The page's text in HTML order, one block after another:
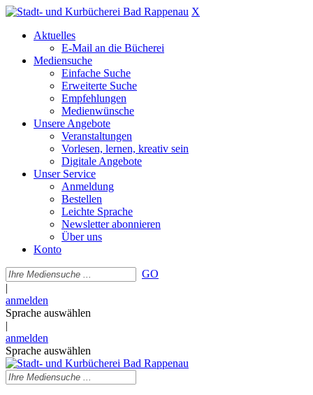
X
Aktuelles
E-Mail an die Bücherei
Mediensuche
Einfache Suche
Erweiterte Suche
Empfehlungen
Medienwünsche
Unsere Angebote
Veranstaltungen
Vorlesen, lernen, kreativ sein
Digitale Angebote
Unser Service
Anmeldung
Bestellen
Leichte Sprache
Newsletter abonnieren
Über uns
Konto
GO
|
anmelden
Sprache auswählen
|
anmelden
Sprache auswählen